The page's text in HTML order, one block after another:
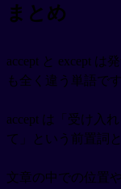
まとめ
accept と except は
も全く違う単語です
accept は「受け入
て」という前置詞
文章の中での位置